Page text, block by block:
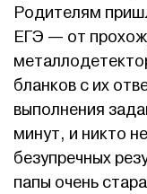
Родителям
ЕГЭ — от
бланков с их
выполнения
минут, и никто
безупречных
папы очень